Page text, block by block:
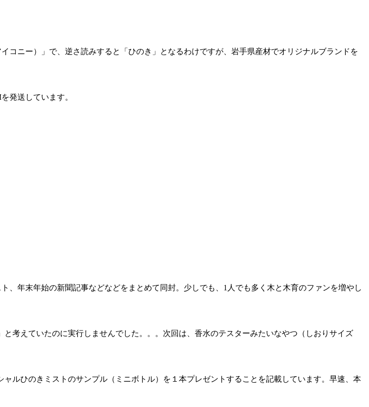
コニー）」で、逆さ読みすると「ひのき」となるわけですが、岩手県産材でオリジナルブランドを
発送しています。
、年末年始の新聞記事などなどをまとめて同封。少しでも、1人でも多く木と木育のファンを増やし
考えていたのに実行しませんでした。。。次回は、香水のテスターみたいなやつ（しおりサイズ
ルひのきミストのサンプル（ミニボトル）を１本プレゼントすることを記載しています。早速、本